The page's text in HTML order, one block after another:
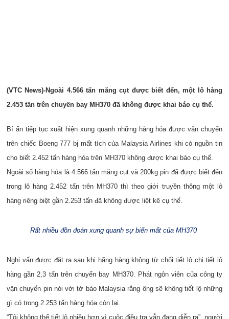
(VTC News)-Ngoài 4.566 tấn măng cụt được biết đến, một lô hàng
2.453 tấn trên chuyến bay MH370 đã không được khai báo cụ thể.
Bí ẩn tiếp tục xuất hiện xung quanh những hàng hóa được vận chuyển
trên chiếc Boeng 777 bị mất tích của Malaysia Airlines khi có nguồn tin
cho biết 2.452 tấn hàng hóa trên MH370 không được khai báo cụ thể.
Ngoài số hàng hóa là 4.566 tấn măng cụt và 200kg pin đã được biết đến
trong lô hàng 2.452 tấn trên MH370 thì theo giới truyền thông một lô
hàng riêng biệt gần 2.253 tấn đã không được liệt kê cụ thể.
Rất nhiều đồn đoán xung quanh sự biến mất của MH370
Nghi vấn được đặt ra sau khi hãng hàng không từ chối tiết lộ chi tiết lô
hàng gần 2,3 tấn trên chuyến bay MH370. Phát ngôn viên của công ty
vận chuyển pin nói với tờ báo Malaysia rằng ông sẽ không tiết lộ những
gì có trong 2.253 tấn hàng hóa còn lại.
“Tôi không thể tiết lộ nhiều hơn vì cuộc điều tra vẫn đang diễn ra”, người